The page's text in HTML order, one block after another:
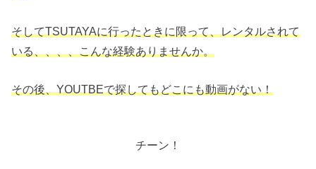
そしてTSUTAYAに行ったときに限って、レンタルされて
いる、、、、こんな経験ありませんか。
その後、YOUTBEで探してもどこにも動画がない！
チーン！